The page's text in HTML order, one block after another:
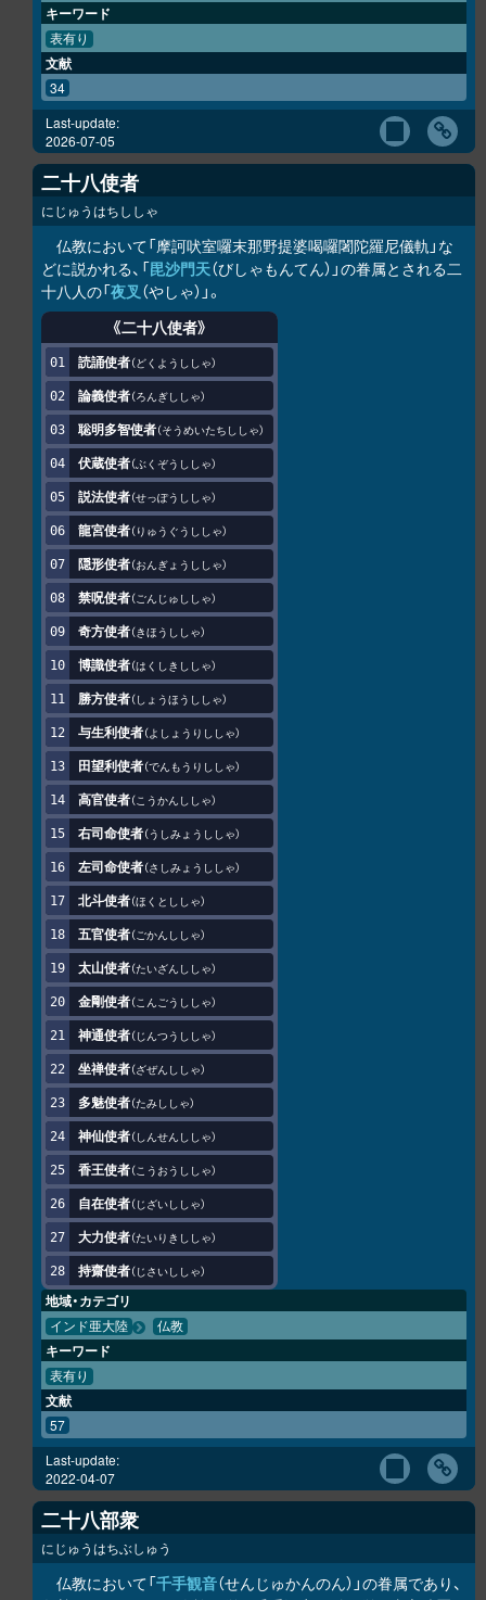
キーワード
表有り
文献
34
Last-update:
2026-07-05
二十八使者
にじゅうはちししゃ
仏教において「摩訶吠室囉末那野提婆喝囉闍陀羅尼儀軌」な
どに説かれる、「毘沙門天（びしゃもんてん）」の眷属とされる二
十八人の「夜叉（やしゃ）」。
《二十八使者》
読誦使者 どくようししゃ
論義使者 ろんぎししゃ
聡明多智使者 そうめいたちししゃ
伏蔵使者 ぶくぞうししゃ
説法使者 せっぽうししゃ
龍宮使者 りゅうぐうししゃ
隠形使者 おんぎょうししゃ
禁呪使者 ごんじゅししゃ
奇方使者 きほうししゃ
博識使者 はくしきししゃ
勝方使者 しょうほうししゃ
与生利使者 よしょうりししゃ
田望利使者 でんもうりししゃ
高官使者 こうかんししゃ
右司命使者 うしみょうししゃ
左司命使者 さしみょうししゃ
北斗使者 ほくとししゃ
五官使者 ごかんししゃ
太山使者 たいざんししゃ
金剛使者 こんごうししゃ
神通使者 じんつうししゃ
坐禅使者 ざぜんししゃ
多魅使者 たみししゃ
神仙使者 しんせんししゃ
香王使者 こうおうししゃ
自在使者 じざいししゃ
大力使者 たいりきししゃ
持齋使者 じさいししゃ
地域・カテゴリ
インド亜大陸 仏教
キーワード
表有り
文献
57
Last-update:
2022-04-07
二十八部衆
にじゅうはちぶしゅう
仏教において「千手観音（せんじゅかんのん）」の眷属であり、